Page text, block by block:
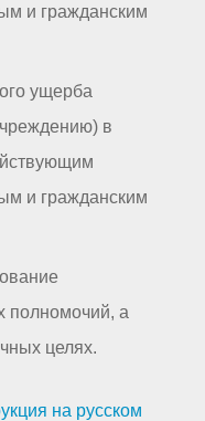
и гражданским
ущерба
в
и гражданским
полномочий, а
целях.
на русском